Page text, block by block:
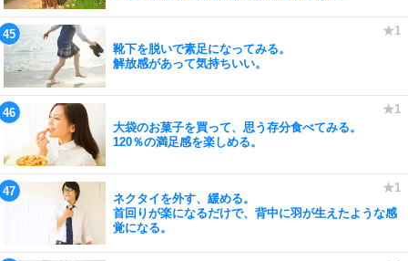
靴下を脱いで素足になってみる。
解放感があって気持ちいい。
大袋のお菓子を買って、思う存分食べてみる。
120％の満足感を楽しめる。
ネクタイを外す、緩める。
首回りが楽になるだけで、背中に羽が生えたような感
覚になる。